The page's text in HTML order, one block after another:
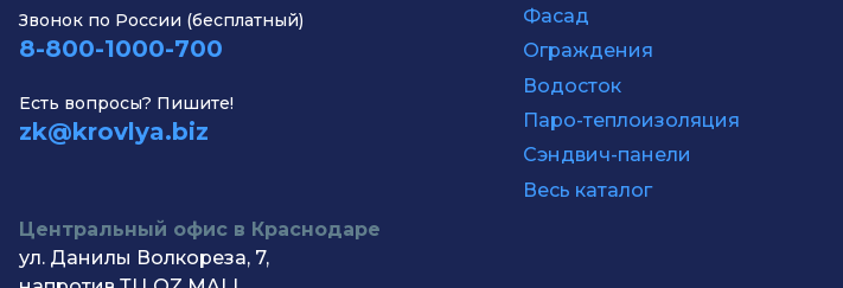
Звонок по России (бесплатный)
8-800-1000-700
Есть вопросы? Пишите!
zk@krovlya.biz
Фасад
Ограждения
Водосток
Паро-теплоизоляция
Сэндвич-панели
Весь каталог
Центральный офис в Краснодаре
ул. Данилы Волкореза, 7,